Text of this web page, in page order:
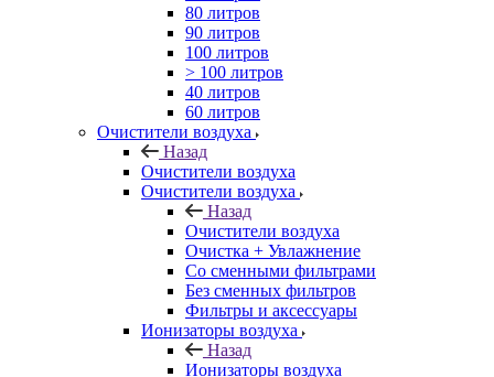
80 литров
90 литров
100 литров
> 100 литров
40 литров
60 литров
Очистители воздуха
Назад
Очистители воздуха
Очистители воздуха
Назад
Очистители воздуха
Очистка + Увлажнение
Cо сменными фильтрами
Без сменных фильтров
Фильтры и аксессуары
Ионизаторы воздуха
Назад
Ионизаторы воздуха